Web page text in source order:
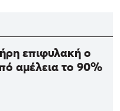
επιφυλακή ο
αμέλεια το 90%